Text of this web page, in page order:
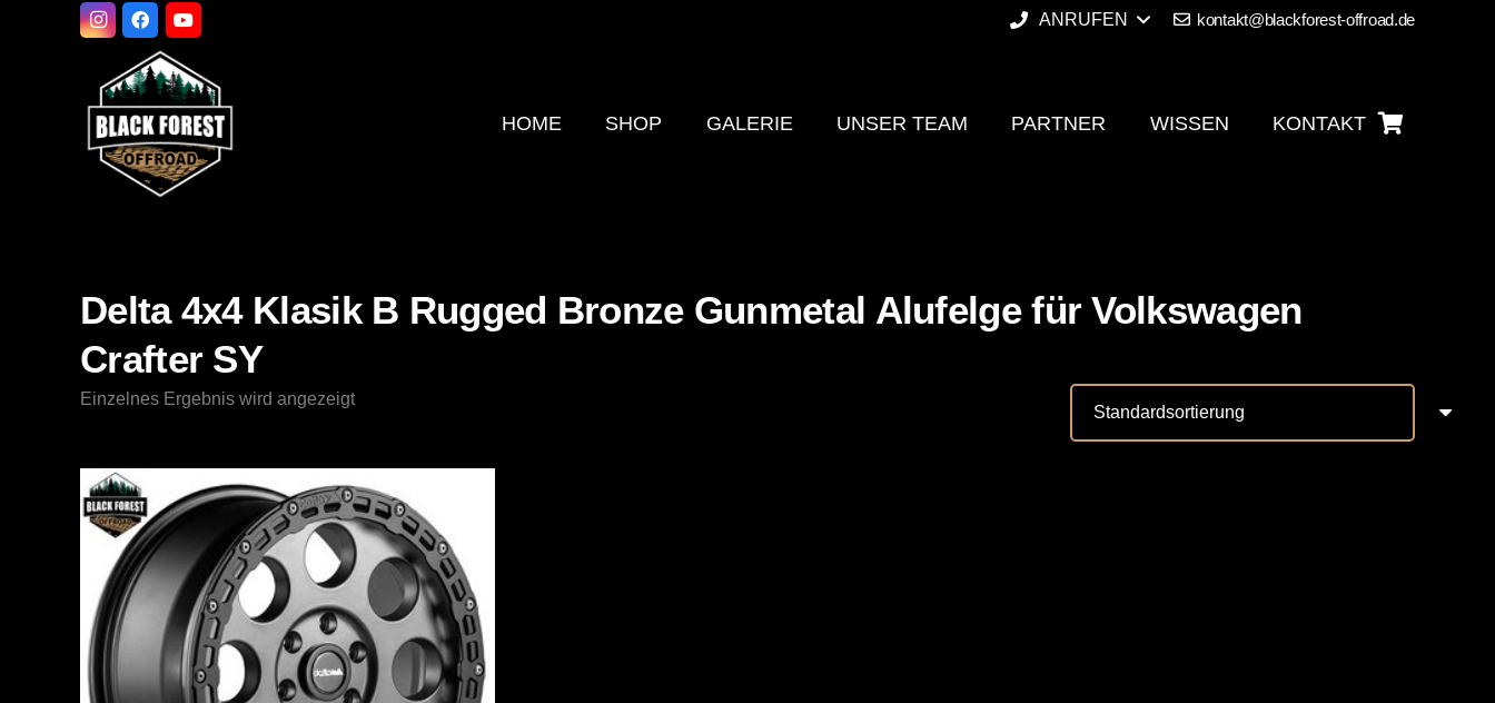
ANRUFEN kontakt@blackforest-offroad.de
HOME SHOP GALERIE UNSER TEAM PARTNER WISSEN KONTAKT
Delta 4x4 Klasik B Rugged Bronze Gunmetal Alufelge für Volkswagen
Crafter SY
Einzelnes Ergebnis wird angezeigt